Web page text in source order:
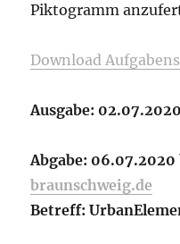
Piktogramm
Download
Ausgabe:
Abgabe:
braunschweig.de
Betreff: